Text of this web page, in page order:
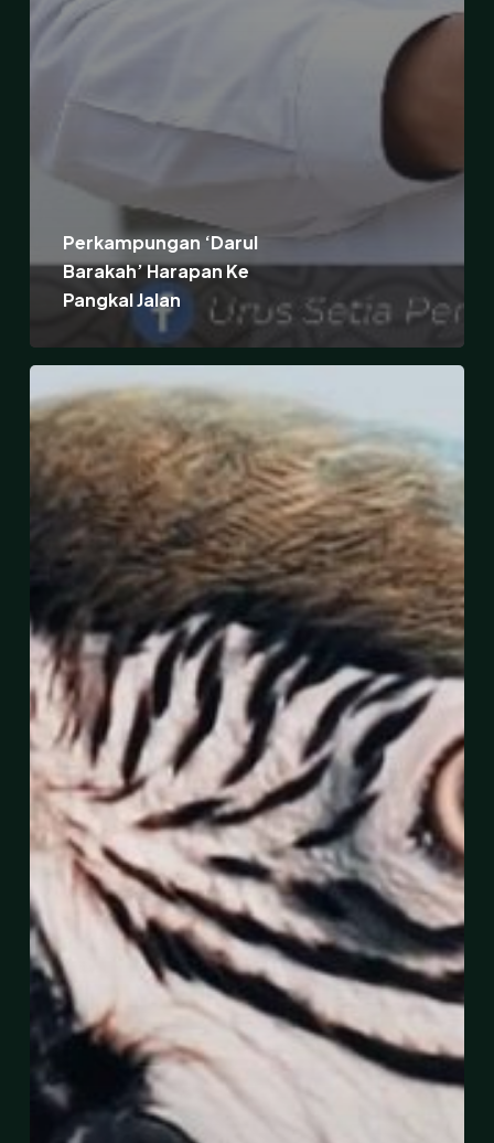
Perkampungan ‘Darul
Barakah’ Harapan Ke
Pangkal Jalan
Uniknya
‘Zoo
Mini’
Di
Sawah
Kampung
Dir